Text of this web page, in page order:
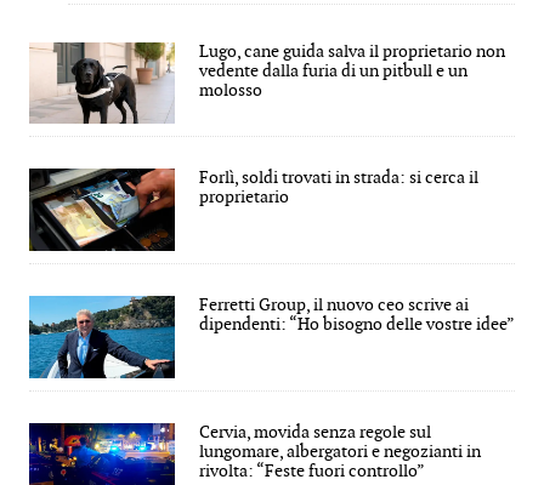
Lugo, cane guida salva il proprietario non
vedente dalla furia di un pitbull e un
molosso
Forlì, soldi trovati in strada: si cerca il
proprietario
Ferretti Group, il nuovo ceo scrive ai
dipendenti: “Ho bisogno delle vostre idee”
Cervia, movida senza regole sul
lungomare, albergatori e negozianti in
rivolta: “Feste fuori controllo”